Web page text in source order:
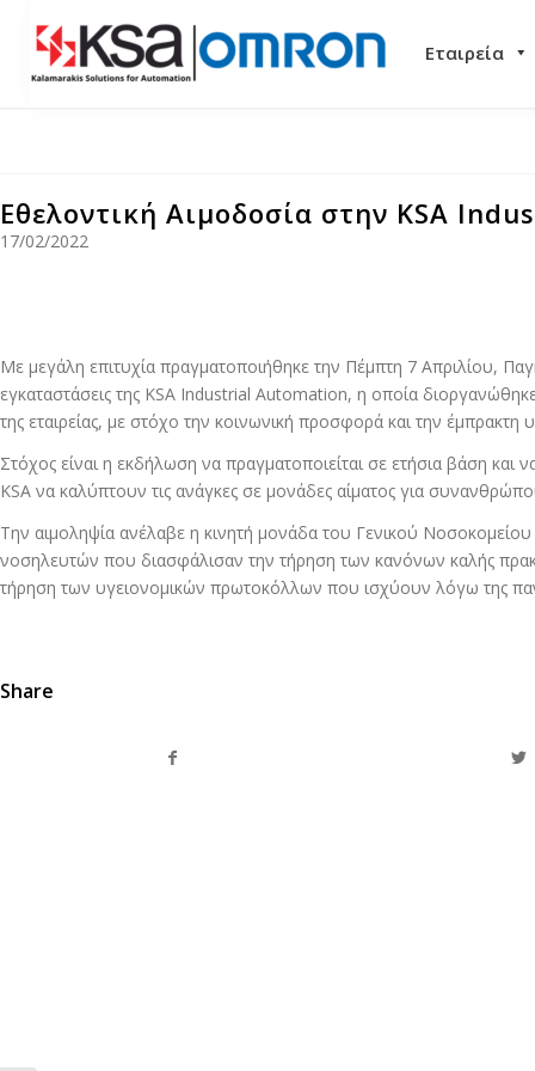
Εταιρεία
Εθελοντική Αιμοδοσία στην KSA
17/02/2022
Με μεγάλη επιτυχία πραγματοποιήθηκε την Πέμπτη 7 Απριλίου,
εγκαταστάσεις της KSA Industrial Automation, η οποία
της εταιρείας, με στόχο την κοινωνική προσφορά και την
Στόχος είναι η εκδήλωση να πραγματοποιείται σε ετήσια βάση και
KSA να καλύπτουν τις ανάγκες σε μονάδες αίματος για
Την αιμοληψία ανέλαβε η κινητή μονάδα του Γενικού
νοσηλευτών που διασφάλισαν την τήρηση των κανόνων καλής
τήρηση των υγειονομικών πρωτοκόλλων που ισχύουν λόγω της
Share